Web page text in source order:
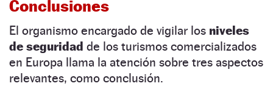
Conclusiones
El organismo encargado de vigilar los niveles
de seguridad de los turismos comercializados
en Europa llama la atención sobre tres aspectos
relevantes, como conclusión.